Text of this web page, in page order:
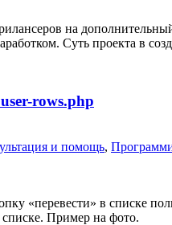
на
Суть проекта в
rows.php
и помощь,
«перевести» в списке
списке. Пример на фото.